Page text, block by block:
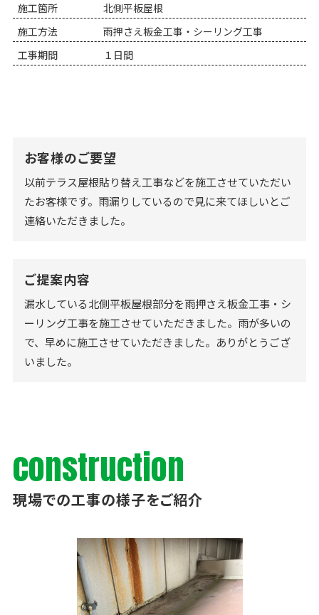
施工箇所
北側平板屋根
施工方法
雨押さえ板金工事・シーリング工事
工事期間
１日間
お客様のご要望
以前テラス屋根貼り替え工事などを施工させていただい
たお客様です。雨漏りしているので見に来てほしいとご
連絡いただきました。
ご提案内容
漏水している北側平板屋根部分を雨押さえ板金工事・シ
ーリング工事を施工させていただきました。雨が多いの
で、早めに施工させていただきました。ありがとうござ
いました。
construction
現場での工事の様子をご紹介